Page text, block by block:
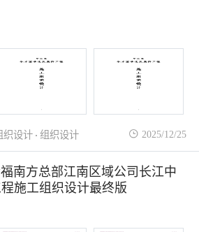
织设计 组织设计 2025/12/25
南方总部江南区域公司长江中
施工组织设计最终版